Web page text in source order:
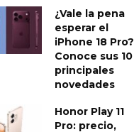
¿Vale la pena
esperar el
iPhone 18 Pro?
Conoce sus 10
principales
novedades
Honor Play 11
Pro: precio,